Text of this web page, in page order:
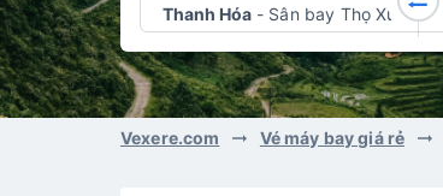
Thanh Hóa - Sân bay Thọ Xuân
Vexere.com Vé máy bay giá rẻ